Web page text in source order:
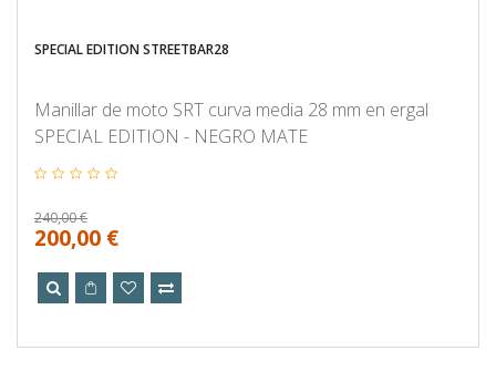
SPECIAL EDITION STREETBAR28
Manillar de moto SRT curva media 28 mm en ergal
SPECIAL EDITION - NEGRO MATE
240,00 €
200,00 €